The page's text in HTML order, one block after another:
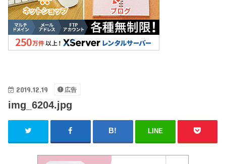
2019.12.19 広告
img_6204.jpg
LINE